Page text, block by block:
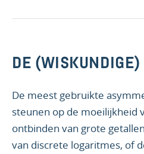
DE (WISKUNDIGE)
De meest gebruikte
steunen op de moeilijkheid
ontbinden van grote
van discrete logaritmes, of